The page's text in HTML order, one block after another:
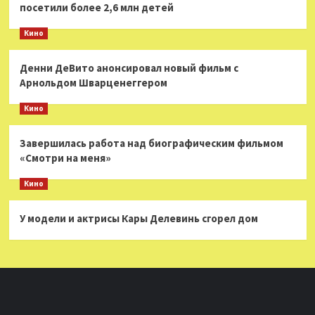
посетили более 2,6 млн детей
Кино
Денни ДеВито анонсировал новый фильм с
Арнольдом Шварценеггером
Кино
Завершилась работа над биографическим фильмом
«Смотри на меня»
Кино
У модели и актрисы Кары Делевинь сгорел дом